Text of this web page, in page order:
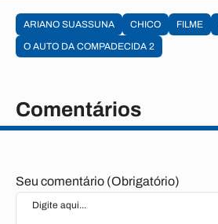
ARIANO SUASSUNA CHICO FILME
O AUTO DA COMPADECIDA 2
Comentários
Seu comentário (Obrigatório)